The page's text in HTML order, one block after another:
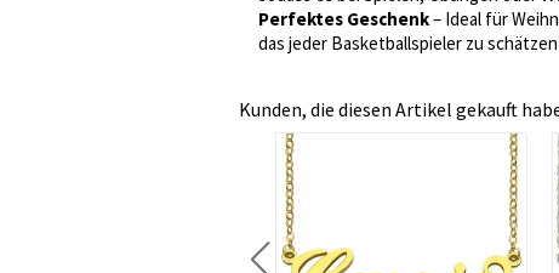
Perfektes Geschenk– Ideal für
das jeder Basketballspieler zu
Kunden, die diesen Artikel gekauft